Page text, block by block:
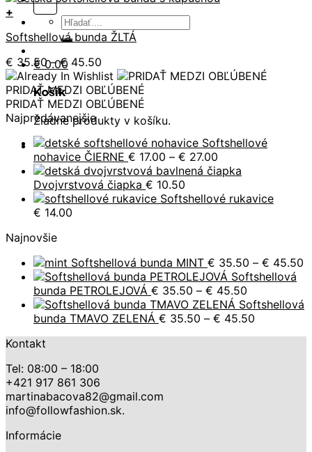
Hľadať:
€0.00
Košík
Žiadne produkty v košíku.
+
Tento
produkt
viacero
variantov.
Možnosti
si
môžete
vybrať
stránke
produktu.
Softshellová bunda ŽLTÁ
€ 35.50 – € 45.50
range:
€ 35.50
through
€ 45.50
PRIDAŤ MEDZI OBĽÚBENÉ
PRIDAŤ MEDZI OBĽÚBENÉ
Najpredávanejšie
Softshellové
nohavice ČIERNE € 17.00 – € 27.00
range:
through
Dvojvrstvová čiapka € 10.50
Softshellové rukavice
€ 14.00
Najnovšie
Softshellová bunda MINT € 35.50 – € 45.50
Softshellová
bunda PETROLEJOVÁ € 35.50 – € 45.50
range:
€ 35.50
Softshellová
bunda TMAVO ZELENÁ € 35.50 – € 45.50
Kontakt
Tel: 08:00 – 18:00
+421 917 861 306
martinabacova82@gmail.com
info@followfashion.sk.
Informácie